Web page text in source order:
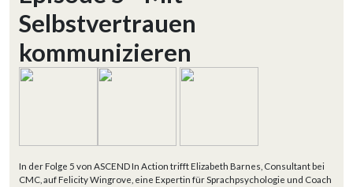
Selbstvertrauen
kommunizieren
In der Folge 5 von ASCEND In Action trifft Elizabeth Barnes, Consultant bei
CMC, auf Felicity Wingrove, eine Expertin für Sprachpsychologie und Coach